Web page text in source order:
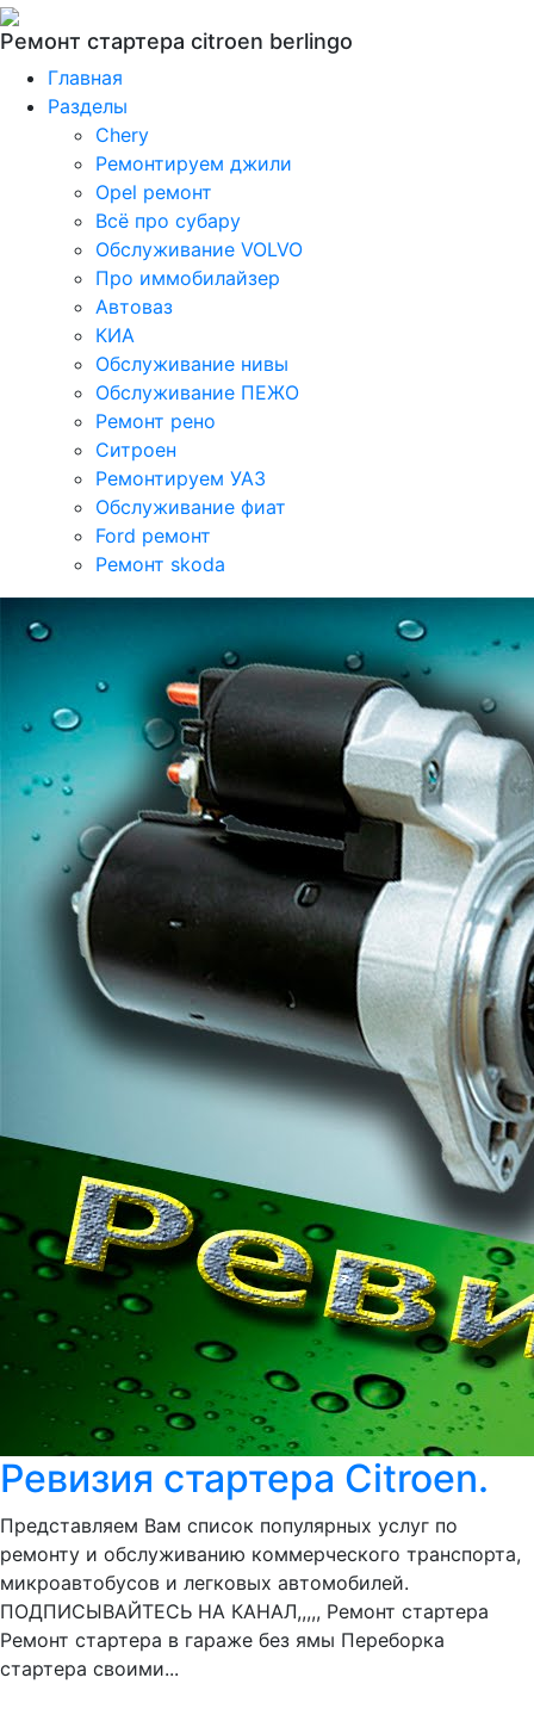
Ремонт стартера citroen berlingo
Главная
Разделы
Chery
Ремонтируем джили
Opel ремонт
Всё про субару
Обслуживание VOLVO
Про иммобилайзер
Автоваз
КИА
Обслуживание нивы
Обслуживание ПЕЖО
Ремонт рено
Ситроен
Ремонтируем УАЗ
Обслуживание фиат
Ford ремонт
Ремонт skoda
Ревизия стартера Citroen.
Представляем Вам список популярных услуг по
ремонту и обслуживанию коммерческого транспорта,
микроавтобусов и легковых автомобилей.
ПОДПИСЫВАЙТЕСЬ НА КАНАЛ,,,,, Ремонт стартера
Ремонт стартера в гараже без ямы Переборка
стартера своими...